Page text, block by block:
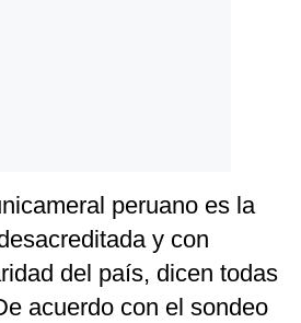
peruano es la
y con
del país, dicen todas
acuerdo con el sondeo